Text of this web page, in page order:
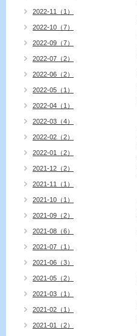
2022-11（1）
2022-10（7）
2022-09（7）
2022-07（2）
2022-06（2）
2022-05（1）
2022-04（1）
2022-03（4）
2022-02（2）
2022-01（2）
2021-12（2）
2021-11（1）
2021-10（1）
2021-09（2）
2021-08（6）
2021-07（1）
2021-06（3）
2021-05（2）
2021-03（1）
2021-02（1）
2021-01（2）